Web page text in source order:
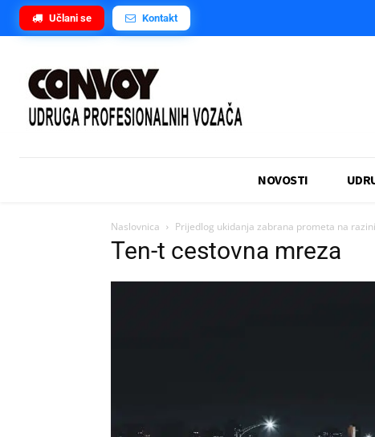
Učlani se Kontakt
NOVOSTI
Naslovnica Prijedlog ukidanja zabrana prometa na
Ten-t cestovna mreza